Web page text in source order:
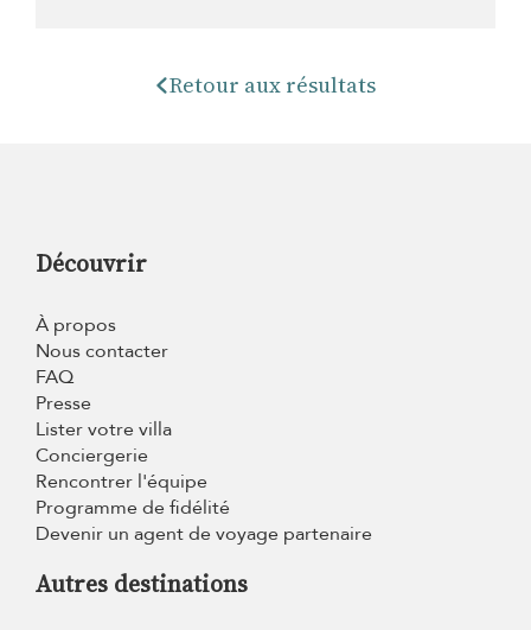
Retour aux résultats
Découvrir
À propos
Nous contacter
FAQ
Presse
Lister votre villa
Conciergerie
Rencontrer l'équipe
Programme de fidélité
Devenir un agent de voyage partenaire
Autres destinations